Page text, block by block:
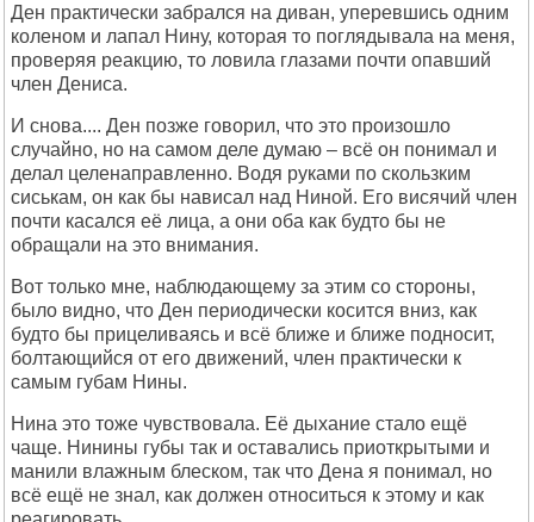
Ден практически забрался на диван, уперевшись одним
коленом и лапал Нину, которая то поглядывала на меня,
проверяя реакцию, то ловила глазами почти опавший
член Дениса.
И снова.... Ден позже говорил, что это произошло
случайно, но на самом деле думаю – всё он понимал и
делал целенаправленно. Водя руками по скользким
сиськам, он как бы нависал над Ниной. Его висячий член
почти касался её лица, а они оба как будто бы не
обращали на это внимания.
Вот только мне, наблюдающему за этим со стороны,
было видно, что Ден периодически косится вниз, как
будто бы прицеливаясь и всё ближе и ближе подносит,
болтающийся от его движений, член практически к
самым губам Нины.
Нина это тоже чувствовала. Её дыхание стало ещё
чаще. Нинины губы так и оставались приоткрытыми и
манили влажным блеском, так что Дена я понимал, но
всё ещё не знал, как должен относиться к этому и как